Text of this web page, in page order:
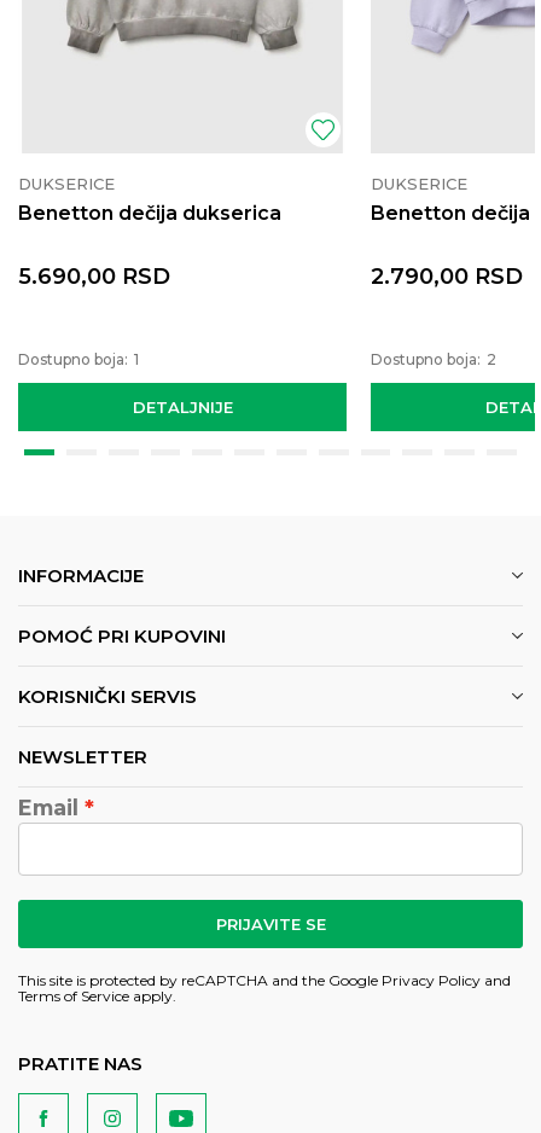
DUKSERICE
Benetton dečija dukserica
DETALJNIJE
5.690,00 RSD
Dostupno boja: 1
DUKSERICE
Benetton dečija
2.790,00 RSD
Dostupno boja: 2
INFORMACIJE
POMOĆ PRI KUPOVINI
KORISNIČKI SERVIS
NEWSLETTER
Email
PRIJAVITE SE
This site is protected by reCAPTCHA and the Google Privacy Policy and
Terms of Service apply.
PRATITE NAS